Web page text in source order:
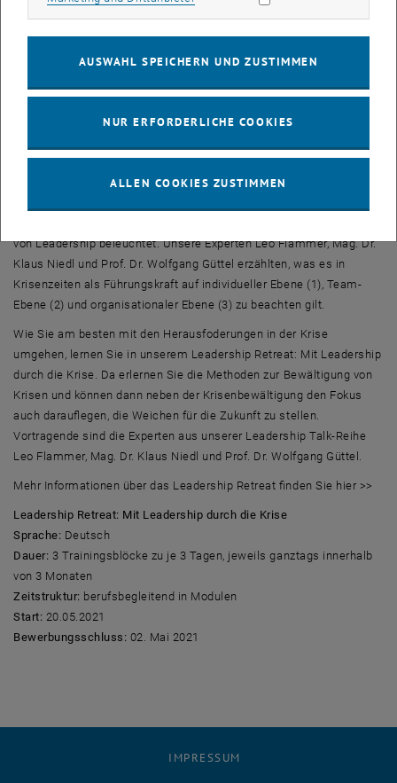
Einflussnahme durch Führungskräfte gelingt nur mit gutem
Führungskräfte müssen für ihr Team eine Balance zwischen
Hierarchie und Selbstorganisation innerhalb definierter
Talk-Reihe zum Thema Leadershipwidmete sich den
von Leadership beleuchtet. Unsere Experten Leo Flammer, Mag. Dr.
Klaus Niedl und Prof. Dr. Wolfgang Güttel erzählten, was es in
Krisenzeiten als Führungskraft auf individueller Ebene (1), Team-
Ebene (2) und organisationaler Ebene (3) zu beachten gilt.
Wie Sie am besten mit den Herausfoderungen in der Krise
umgehen, lernen Sie in unserem Leadership Retreat: Mit Leadership
durch die Krise. Da erlernen Sie die Methoden zur Bewältigung von
Krisen und können dann neben der Krisenbewältigung den Fokus
auch darauflegen, die Weichen für die Zukunft zu stellen.
Vortragende sind die Experten aus unserer Leadership Talk-Reihe
Leo Flammer, Mag. Dr. Klaus Niedl und Prof. Dr. Wolfgang Güttel.
Mehr Informationen über das Leadership Retreat finden Sie hier >>
Leadership Retreat: Mit Leadership durch die Krise
Sprache: Deutsch
Dauer: 3 Trainingsblöcke zu je 3 Tagen, jeweils ganztags innerhalb
von 3 Monaten
Zeitstruktur: berufsbegleitend in Modulen
Start: 20.05.2021
Bewerbungsschluss: 02. Mai 2021
IMPRESSUM
AUSWAHL SPEICHERN UND ZUSTIMMEN
NUR ERFORDERLICHE COOKIES
ALLEN COOKIES ZUSTIMMEN